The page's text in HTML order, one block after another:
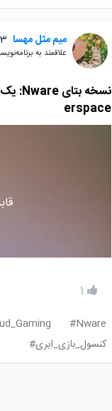
میم مثل مهسا 3 سال پیش
علاقمند به
erspace
1
Nware#
کنسول_بازی_ابری#